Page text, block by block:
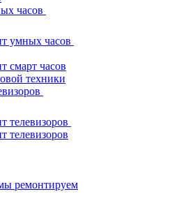
часов
умных часов
смарт часов
техники
телевизоров
телевизоров
ремонтируем